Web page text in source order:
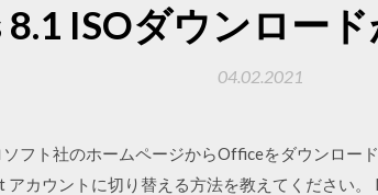
ISOダウンロー
04.02.2021
フト社のホームページからOfficeをダウンロー
カウントに切り替える方法を教えてください